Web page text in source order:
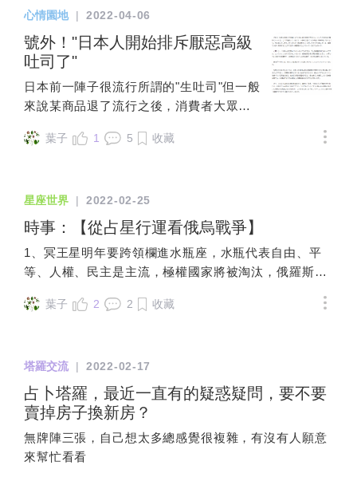
心情園地 | 2022-04-06
號外！"日本人開始排斥厭惡高級
吐司了"
日本前一陣子很流行所謂的"生吐司"但一般
來說某商品退了流行之後，消費者大眾應
麼大多日本人，竟然開始厭惡嫌棄生吐司
困境。因為對於大多日本人的心理來
說，"大家都在吃的主食不能賣那麼貴"是個
沉默的規則，尤其是在大環境時機歹歹的
情況下，這種"抵抗高價"的情緒更是高漲，
所以才演變成當年高級米跟現在高級吐司
依樣，讓日本人非常嫌惡。日本專家也指
出日本的高級生吐司，也只能比照當年日
葉子 1 5 收藏
星座世界 | 2022-02-25
時事：【從占星行運看俄烏戰爭】
1、冥王星明年要跨領欄進水瓶座，水瓶代表自由、平
等、人權、民主是主流，極權國家將被淘汰，俄羅斯
因為俄國已控制歐盟的天然氣，北約不敢派兵，美國
考驗美國的未來。2、俄羅斯出兵烏克蘭🇺🇦是跟中國
合謀的，試探美國🇺🇸與歐洲的態度，如今看起來中國
打台灣隨時可出手，好在台灣有護國神山台積電，美國
會為台灣出兵，但美國只要找到代替台積電的公司，那
就天佑台灣了。3、目前日、木、海在雙魚，弱勢國家
將會被關注，包含烏克蘭及台灣，烏克蘭因戰爭難民流
葉子 2 2 收藏
塔羅交流 | 2022-02-17
占卜塔羅，最近一直有的疑惑疑問，要不要
賣掉房子換新房？
無牌陣三張，自己想太多總感覺很複雜，有沒有人願意
來幫忙看看